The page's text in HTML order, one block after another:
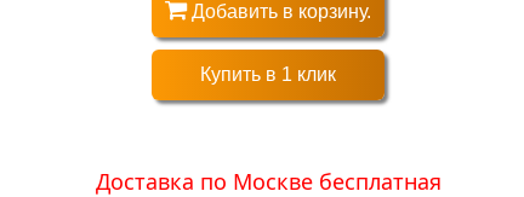
Добавить в корзину.
Купить в 1 клик
Доставка по Москве бесплатная